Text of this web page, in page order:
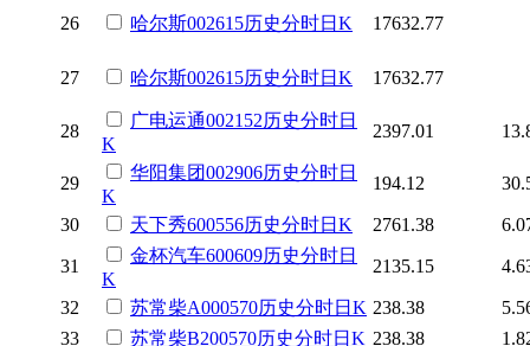
26 哈尔斯002615历史分时日K 17632.77
27 哈尔斯002615历史分时日K 17632.77
28
广电运通002152历史分时日
K
2397.01
29
华阳集团002906历史分时日
K
194.12
30 天下秀600556历史分时日K 2761.38
31
金杯汽车600609历史分时日
K
2135.15
32 苏常柴A000570历史分时日K 238.38
33
苏常柴B200570历史分时日K 238.38